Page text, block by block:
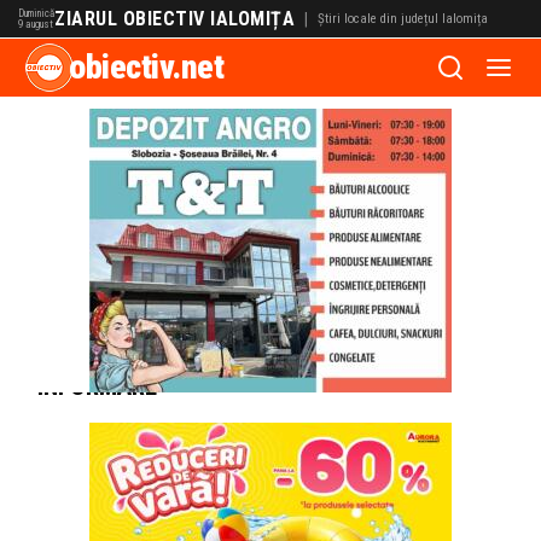
Duminică
9 august ZIARUL OBIECTIV IALOMIȚA | Știri locale din județul Ialomița
obiectiv.net
reabilitare
Consiliul
județean
Ialomița
INFORMARE